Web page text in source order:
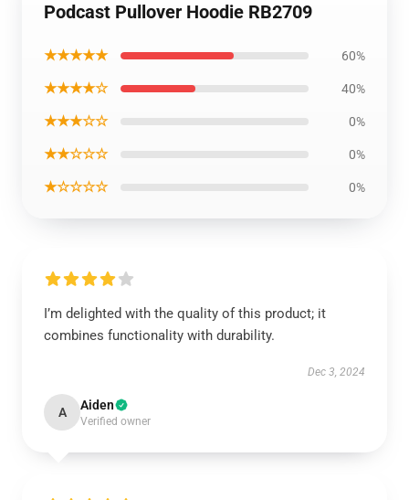
Podcast Pullover Hoodie RB2709
★★★★★ 60%
★★★★☆ 40%
★★★☆☆ 0%
★★☆☆☆ 0%
★☆☆☆☆ 0%
I’m delighted with the quality of this product; it
combines functionality with durability.
Dec 3, 2024
A Aiden
Verified owner